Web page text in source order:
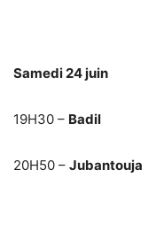
Samedi 24 juin
19H30 – Badil
20H50 – Jubantouja